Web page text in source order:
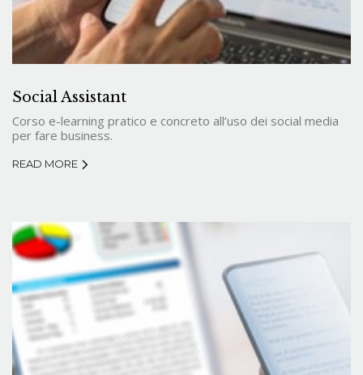
Social Assistant
Corso e-learning pratico e concreto all’uso dei social media
per fare business.
READ MORE